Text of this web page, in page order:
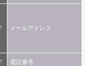
! メールアドレス
! 電話番号